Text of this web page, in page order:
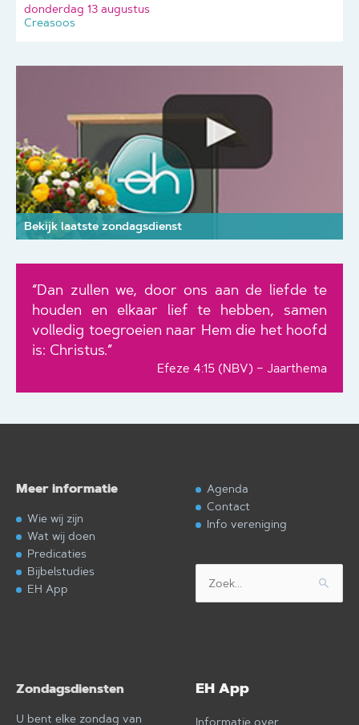
donderdag 13 augustus
Creasoos
Bekijk laatste zondagsdienst
“Dan zullen we, door ons aan de liefde te
houden en elkaar lief te hebben, samen
volledig toegroeien naar Hem die het hoofd
is: Christus.”
Efeze 4:15 (NBV) – Jaarthema
Meer informatie
Wie wij zijn
Wat wij doen
Predicaties
Bijbelstudies
EH App
Agenda
Contact
Info vereniging
naar:
Zondagsdiensten
U bent elke zondag van
EH App
Informatie over